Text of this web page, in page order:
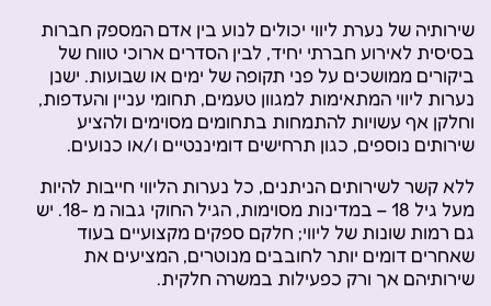
שירותיה של נערת ליווי יכולים לנוע בין אדם המספק חברות
בסיסית לאירוע חברתי יחיד, לבין הסדרים ארוכי טווח של
ביקורים ממושכים על פני תקופה של ימים או שבועות. ישנן
נערות ליווי המתאימות למגוון טעמים, תחומי עניין והעדפות,
וחלקן אף עשויות להתמחות בתחומים מסוימים ולהציע
שירותים נוספים, כגון תרחישים דומיננטיים ו/או כנועים.
ללא קשר לשירותים הניתנים, כל נערות הליווי חייבות להיות
מעל גיל 18 – במדינות מסוימות, הגיל החוקי גבוה מ -18. יש
גם רמות שונות של ליווי; חלקם ספקים מקצועיים בעוד
שאחרים דומים יותר לחובבים מנוטרים, המציעים את
שירותיהם אך ורק כפעילות במשרה חלקית.